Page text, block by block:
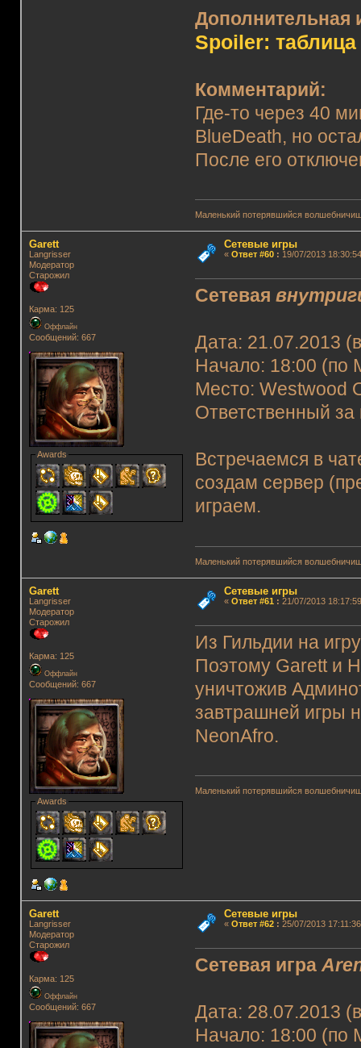
Spoiler: таблица
Комментарий:
Где-то через 40
BlueDeath, но
После его
Маленький потерявшийся
Garett
Langrisser
Модератор
Старожил
Карма: 125
Оффлайн
Сообщений: 667
Awards
Сетевые игры
« Ответ #60: 19/07/2013
Сетевая
Дата: 21.07.2013
Начало: 18:00 (по
Место: Westwood
Ответственный
Встречаемся в
создам сервер
играем.
Маленький потерявшийся
Garett
Langrisser
Модератор
Старожил
Карма: 125
Оффлайн
Сообщений: 667
Awards
Сетевые игры
« Ответ #61 : 21/07/2013
Из Гильдии на
Поэтому Garett и
уничтожив
завтрашней игры
NeonAfro.
Маленький потерявшийся
Garett
Langrisser
Модератор
Старожил
Карма: 125
Оффлайн
Сообщений: 667
Сетевые игры
« Ответ #62: 25/07/2013
Сетевая игра
Дата: 28.07.2013
Начало: 18:00 (по